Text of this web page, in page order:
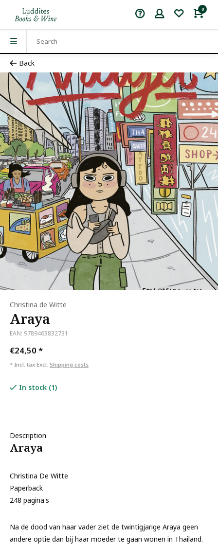
0
Back
Christina de Witte
Araya
EAN: 9789463832731
€24,50*
* Incl. tax Excl. Shipping costs
In stock (1)
Description
Araya
Christina De Witte
Paperback
248 pagina's
Na de dood van haar vader ziet de twintigjarige Araya geen
andere optie dan bij haar moeder te gaan wonen in Thailand.